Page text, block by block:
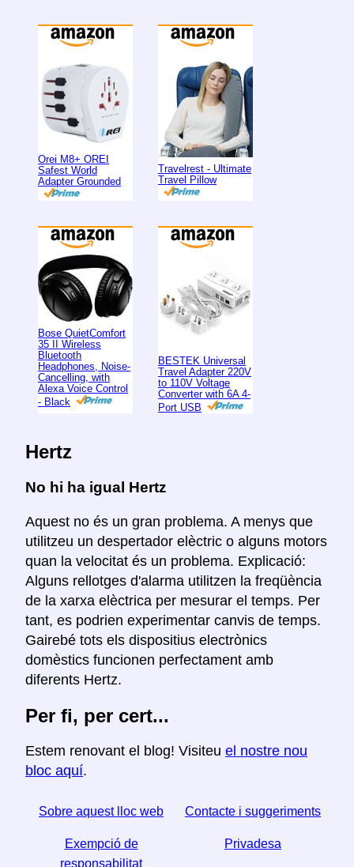
Orei M8+ OREI
Safest World
Adapter Grounded
Travelrest - Ultimate
Travel Pillow
Bose QuietComfort
35 II Wireless
Bluetooth
Headphones, Noise-
Cancelling, with
Alexa Voice Control
- Black
BESTEK Universal
Travel Adapter 220V
to 110V Voltage
Converter with 6A 4-
Port USB
Hertz
No hi ha igual Hertz
Aquest no és un gran problema. A menys que
utilitzeu un despertador elèctric o alguns motors
quan la velocitat és un problema. Explicació:
Alguns rellotges d'alarma utilitzen la freqüència
de la xarxa elèctrica per mesurar el temps. Per
tant, es podrien experimentar canvis de temps.
Gairebé tots els dispositius electrònics
domèstics funcionen perfectament amb
diferents Hertz.
Per fi, per cert...
Estem renovant el blog! Visiteu el nostre nou
bloc aquí.
Sobre aquest lloc web Contacte i suggeriments
Exempció de
responsabilitat
Privadesa